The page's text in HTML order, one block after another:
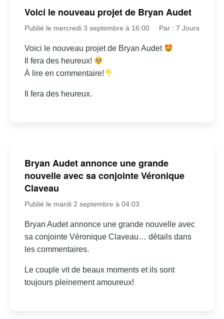
Voici le nouveau projet de Bryan Audet
Publié le mercredi 3 septembre à 16:00 Par : 7 Jours
Voici le nouveau projet de Bryan Audet
Il fera des heureux!
À lire en commentaire!
Il fera des heureux.
Bryan Audet annonce une grande
nouvelle avec sa conjointe Véronique
Claveau
Publié le mardi 2 septembre à 04:03
Bryan Audet annonce une grande nouvelle avec
sa conjointe Véronique Claveau… détails dans
les commentaires.
Le couple vit de beaux moments et ils sont
toujours pleinement amoureux!